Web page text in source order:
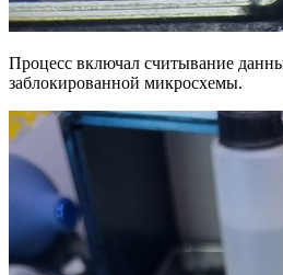
Процесс включал считывание
заблокированной микросхемы.